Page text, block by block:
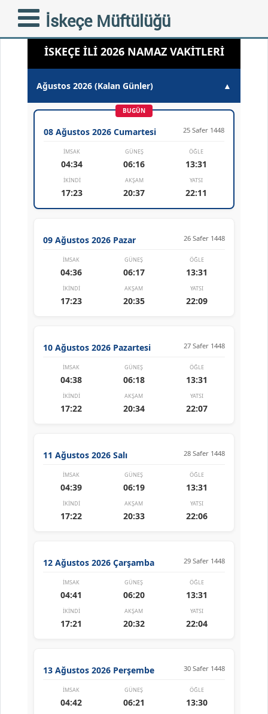
İskeçe Müftülüğü
İSKEÇE İLİ 2026 NAMAZ VAKİTLERİ
Ağustos 2026 (Kalan Günler) ▲
BUGÜN
08 Ağustos 2026 Cumartesi 25 Safer 1448
İMSAK
04:34
GÜNEŞ
06:16
ÖĞLE
13:31
İKINDI
17:23
AKŞAM
20:37
YATSI
22:11
09 Ağustos 2026 Pazar 26 Safer 1448
İMSAK
04:36
GÜNEŞ
06:17
ÖĞLE
13:31
İKINDI
17:23
AKŞAM
20:35
YATSI
22:09
10 Ağustos 2026 Pazartesi 27 Safer 1448
İMSAK
04:38
GÜNEŞ
06:18
ÖĞLE
13:31
İKINDI
17:22
AKŞAM
20:34
YATSI
22:07
11 Ağustos 2026 Salı 28 Safer 1448
İMSAK
04:39
GÜNEŞ
06:19
ÖĞLE
13:31
İKINDI
17:22
AKŞAM
20:33
YATSI
22:06
12 Ağustos 2026 Çarşamba 29 Safer 1448
İMSAK
04:41
GÜNEŞ
06:20
ÖĞLE
13:31
İKINDI
17:21
AKŞAM
20:32
YATSI
22:04
13 Ağustos 2026 Perşembe 30 Safer 1448
İMSAK
04:42
GÜNEŞ
06:21
ÖĞLE
13:30